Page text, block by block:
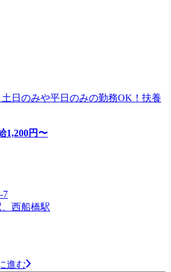
日のみや平日のみの勤務OK！扶養
1,200円〜
7
西船橋駅
進む